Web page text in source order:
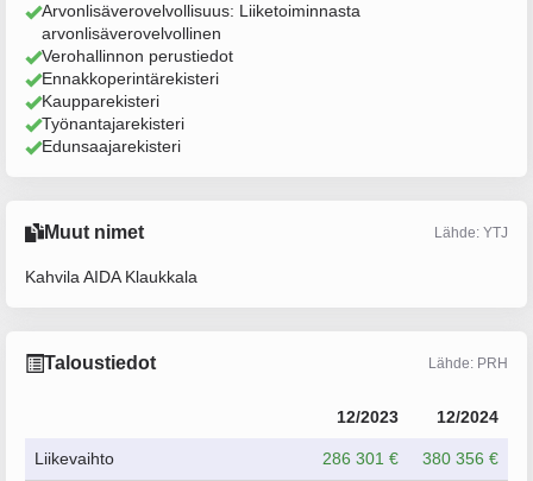
Arvonlisäverovelvollisuus: Liiketoiminnasta
arvonlisäverovelvollinen
Verohallinnon perustiedot
Ennakkoperintärekisteri
Kaupparekisteri
Työnantajarekisteri
Edunsaajarekisteri
Muut nimet Lähde: YTJ
Kahvila AIDA Klaukkala
Taloustiedot Lähde: PRH
12/2023 12/2024
Liikevaihto 286 301 € 380 356 €